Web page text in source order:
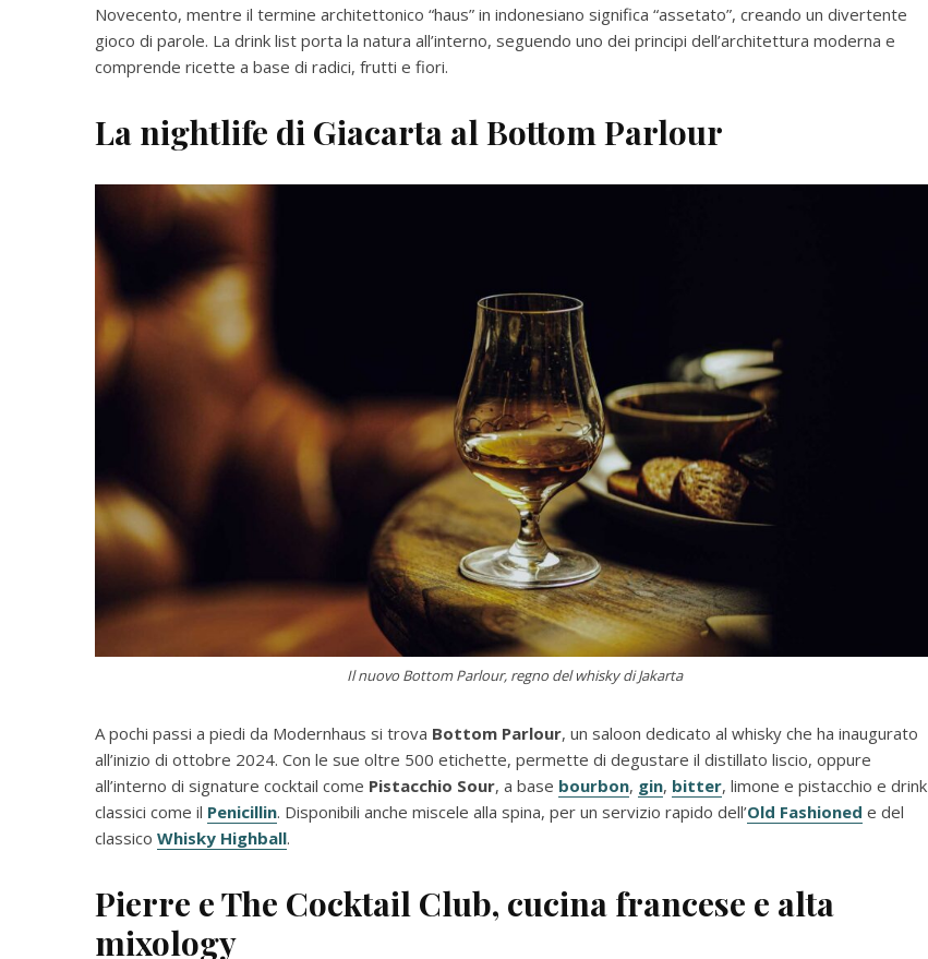
Novecento, mentre il termine architettonico “haus” in indonesiano significa “assetato”, creando un divertente
gioco di parole. La drink list porta la natura all’interno, seguendo uno dei principi dell’architettura moderna e
comprende ricette a base di radici, frutti e fiori.
La nightlife di Giacarta al Bottom Parlour
Il nuovo Bottom Parlour, regno del whisky di Jakarta
A pochi passi a piedi da Modernhaus si trova Bottom Parlour, un saloon dedicato al whisky che ha inaugurato
all’inizio di ottobre 2024. Con le sue oltre 500 etichette, permette di degustare il distillato liscio, oppure
all’interno di signature cocktail come Pistacchio Sour, a base bourbon, gin, bitter, limone e pistacchio e drink
classici come il Penicillin. Disponibili anche miscele alla spina, per un servizio rapido dell’Old Fashioned e del
classico Whisky Highball.
Pierre e The Cocktail Club, cucina francese e alta
mixology